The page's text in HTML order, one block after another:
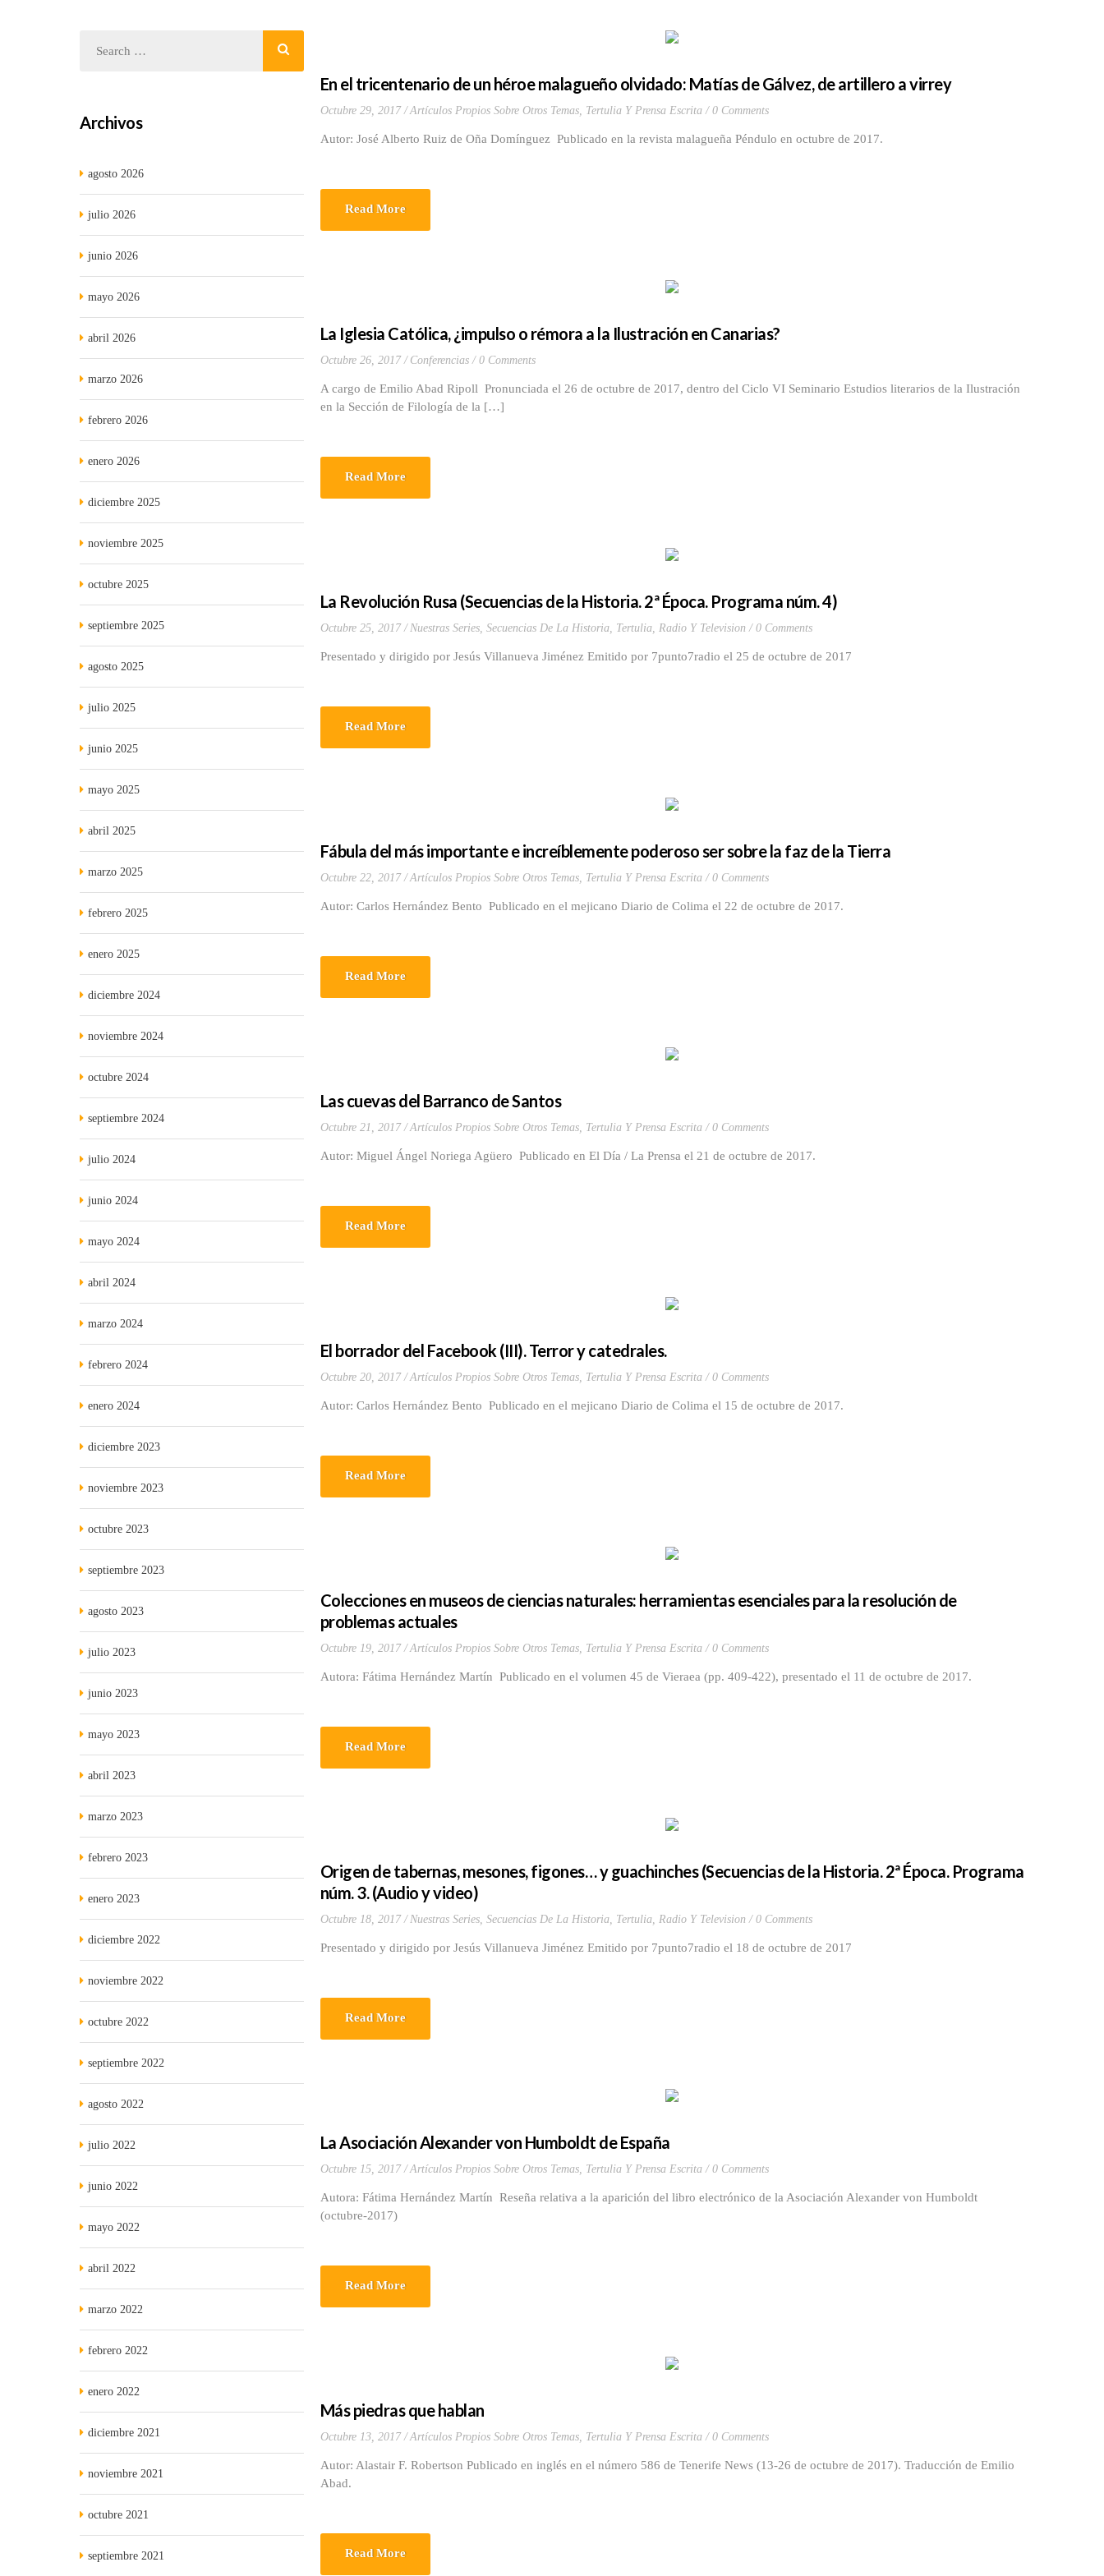
En el tricentenario de un héroe malagueño olvidado: Matías de Gálvez, de artillero a virrey
Octubre 29, 2017 Artículos Propios Sobre Otros Temas, Tertulia Y Prensa Escrita 0 Comments
Autor: José Alberto Ruiz de Oña Domínguez Publicado en la revista malagueña Péndulo en octubre de 2017.
Read More
La Iglesia Católica, ¿impulso o rémora a la Ilustración en Canarias?
Octubre 26, 2017 Conferencias 0 Comments
A cargo de Emilio Abad Ripoll Pronunciada el 26 de octubre de 2017, dentro del Ciclo VI Seminario Estudios literarios de la Ilustración
en la Sección de Filología de la […]
Read More
La Revolución Rusa (Secuencias de la Historia. 2ª Época. Programa núm. 4)
Octubre 25, 2017 Nuestras Series, Secuencias De La Historia, Tertulia, Radio Y Television 0 Comments
Presentado y dirigido por Jesús Villanueva Jiménez Emitido por 7punto7radio el 25 de octubre de 2017
Read More
Fábula del más importante e increíblemente poderoso ser sobre la faz de la Tierra
Octubre 22, 2017 Artículos Propios Sobre Otros Temas, Tertulia Y Prensa Escrita 0 Comments
Autor: Carlos Hernández Bento Publicado en el mejicano Diario de Colima el 22 de octubre de 2017.
Read More
Las cuevas del Barranco de Santos
Octubre 21, 2017 Artículos Propios Sobre Otros Temas, Tertulia Y Prensa Escrita 0 Comments
Autor: Miguel Ángel Noriega Agüero Publicado en El Día / La Prensa el 21 de octubre de 2017.
Read More
El borrador del Facebook (III). Terror y catedrales.
Octubre 20, 2017 Artículos Propios Sobre Otros Temas, Tertulia Y Prensa Escrita 0 Comments
Autor: Carlos Hernández Bento Publicado en el mejicano Diario de Colima el 15 de octubre de 2017.
Read More
Colecciones en museos de ciencias naturales: herramientas esenciales para la resolución de
problemas actuales
Octubre 19, 2017 Artículos Propios Sobre Otros Temas, Tertulia Y Prensa Escrita 0 Comments
Autora: Fátima Hernández Martín Publicado en el volumen 45 de Vieraea (pp. 409-422), presentado el 11 de octubre de 2017.
Read More
Origen de tabernas, mesones, figones… y guachinches (Secuencias de la Historia. 2ª Época. Programa
núm. 3. (Audio y video)
Octubre 18, 2017 Nuestras Series, Secuencias De La Historia, Tertulia, Radio Y Television 0 Comments
Presentado y dirigido por Jesús Villanueva Jiménez Emitido por 7punto7radio el 18 de octubre de 2017
Read More
La Asociación Alexander von Humboldt de España
Octubre 15, 2017 Artículos Propios Sobre Otros Temas, Tertulia Y Prensa Escrita 0 Comments
Autora: Fátima Hernández Martín Reseña relativa a la aparición del libro electrónico de la Asociación Alexander von Humboldt
(octubre-2017)
Read More
Más piedras que hablan
Octubre 13, 2017 Artículos Propios Sobre Otros Temas, Tertulia Y Prensa Escrita 0 Comments
Autor: Alastair F. Robertson Publicado en inglés en el número 586 de Tenerife News (13-26 de octubre de 2017). Traducción de Emilio
Abad.
Read More
Archivos
agosto 2026
julio 2026
junio 2026
mayo 2026
abril 2026
marzo 2026
febrero 2026
enero 2026
diciembre 2025
noviembre 2025
octubre 2025
septiembre 2025
agosto 2025
julio 2025
junio 2025
mayo 2025
abril 2025
marzo 2025
febrero 2025
enero 2025
diciembre 2024
noviembre 2024
octubre 2024
septiembre 2024
julio 2024
junio 2024
mayo 2024
abril 2024
marzo 2024
febrero 2024
enero 2024
diciembre 2023
noviembre 2023
octubre 2023
septiembre 2023
agosto 2023
julio 2023
junio 2023
mayo 2023
abril 2023
marzo 2023
febrero 2023
enero 2023
diciembre 2022
noviembre 2022
octubre 2022
septiembre 2022
agosto 2022
julio 2022
junio 2022
mayo 2022
abril 2022
marzo 2022
febrero 2022
enero 2022
diciembre 2021
noviembre 2021
octubre 2021
septiembre 2021